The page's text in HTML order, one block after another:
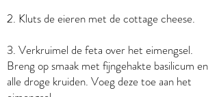
2. Kluts de eieren met de cottage cheese.
3. Verkruimel de feta over het eimengsel.
Breng op smaak met fijngehakte basilicum en
alle droge kruiden. Voeg deze toe aan het